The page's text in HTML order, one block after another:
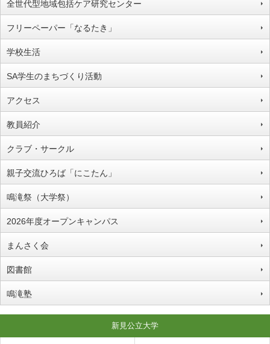
全世代型地域包括ケア研究センター
フリーペーパー「なるたき」
学校生活
SA学生のまちづくり活動
アクセス
教員紹介
クラブ・サークル
親子交流ひろば「にこたん」
鳴滝祭（大学祭）
2026年度オープンキャンパス
まんさく会
図書館
鳴滝塾
新見公立大学